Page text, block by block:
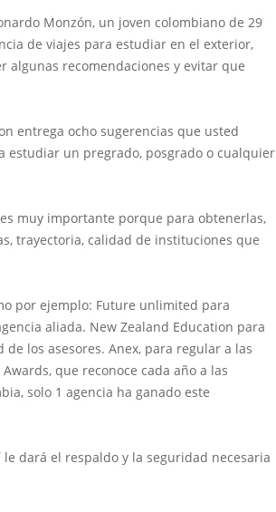
Monzón, un joven colombiano de 29
de viajes para estudiar en el exterior,
algunas recomendaciones y evitar que
entrega ocho sugerencias que usted
estudiar un pregrado, posgrado o cualquier
muy importante porque para obtenerlas,
trayectoria, calidad de instituciones que
por ejemplo: Future unlimited para
aliada. New Zealand Education para
de los asesores. Anex, para regular a las
que reconoce cada año a las
solo 1 agencia ha ganado este
dará el respaldo y la seguridad necesaria